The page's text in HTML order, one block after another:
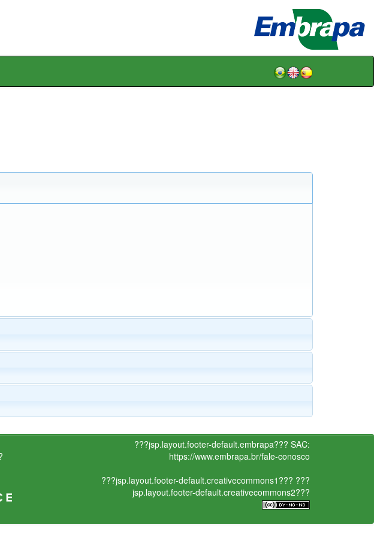
???jsp.layout.footer-default.embrapa??? SAC:
https://www.embrapa.br/fale-conosco
???jsp.layout.footer-default.creativecommons1??? ???
jsp.layout.footer-default.creativecommons2???